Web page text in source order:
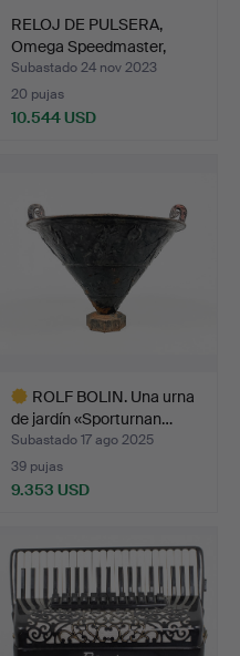
RELOJ DE PULSERA,
Omega Speedmaster,
1959.
Subastado 24 nov 2023
20 pujas
10.544 USD
ROLF BOLIN. Una urna
de jardín «Sporturnan…
Subastado 17 ago 2025
39 pujas
9.353 USD
seleccionado